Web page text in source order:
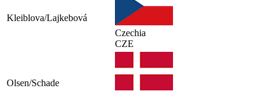
Kleiblova/Lajkebová
Czechia
CZE
Olsen/Schade